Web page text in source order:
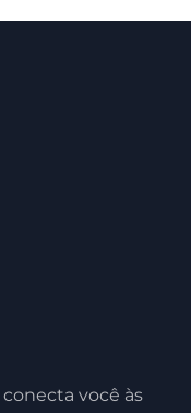
conecta você às